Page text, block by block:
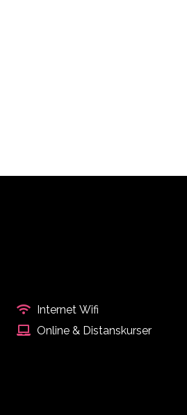
Internet Wifi
Online & Distanskurser